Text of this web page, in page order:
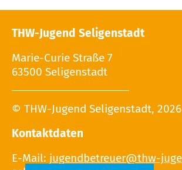
THW-Jugend Seligenstadt
Marie-Curie Straße 7
63500 Seligenstadt
© THW-Jugend Seligenstadt, 2026
Kontaktdaten
E-Mail: